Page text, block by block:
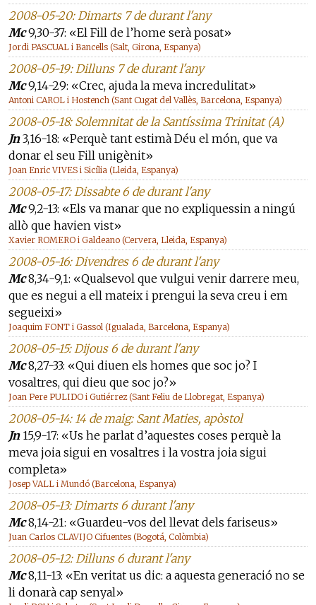
2008-05-20: Dimarts 7 de durant l'any
Mc9,30-37: «El Fill de l’home serà posat»
Jordi PASCUAL i Bancells (Salt, Girona, Espanya)
2008-05-19: Dilluns 7 de durant l'any
Mc9,14-29: «Crec, ajuda la meva incredulitat»
Antoni CAROL i Hostench (Sant Cugat del Vallès, Barcelona, Espanya)
2008-05-18: Solemnitat de la Santíssima Trinitat (A)
Jn3,16-18: «Perquè tant estimà Déu el món, que va
donar el seu Fill unigènit»
Joan Enric VIVES i Sicília (Lleida, Espanya)
2008-05-17: Dissabte 6 de durant l'any
Mc9,2-13: «Els va manar que no expliquessin a ningú
allò que havien vist»
Xavier ROMERO i Galdeano (Cervera, Lleida, Espanya)
2008-05-16: Divendres 6 de durant l'any
Mc8,34-9,1: «Qualsevol que vulgui venir darrere meu,
que es negui a ell mateix i prengui la seva creu i em
segueixi»
Joaquim FONT i Gassol (Igualada, Barcelona, Espanya)
2008-05-15: Dijous 6 de durant l'any
Mc8,27-33: «Qui diuen els homes que soc jo? I
vosaltres, qui dieu que soc jo?»
Joan Pere PULIDO i Gutiérrez (Sant Feliu de Llobregat, Espanya)
2008-05-14: 14 de maig: Sant Maties, apòstol
Jn15,9-17: «Us he parlat d’aquestes coses perquè la
meva joia sigui en vosaltres i la vostra joia sigui
completa»
Josep VALL i Mundó (Barcelona, Espanya)
2008-05-13: Dimarts 6 durant l'any
Mc8,14-21: «Guardeu-vos del llevat dels fariseus»
Juan Carlos CLAVIJO Cifuentes (Bogotá, Colòmbia)
2008-05-12: Dilluns 6 durant l'any
Mc8,11-13: «En veritat us dic: a aquesta generació no se
li donarà cap senyal»